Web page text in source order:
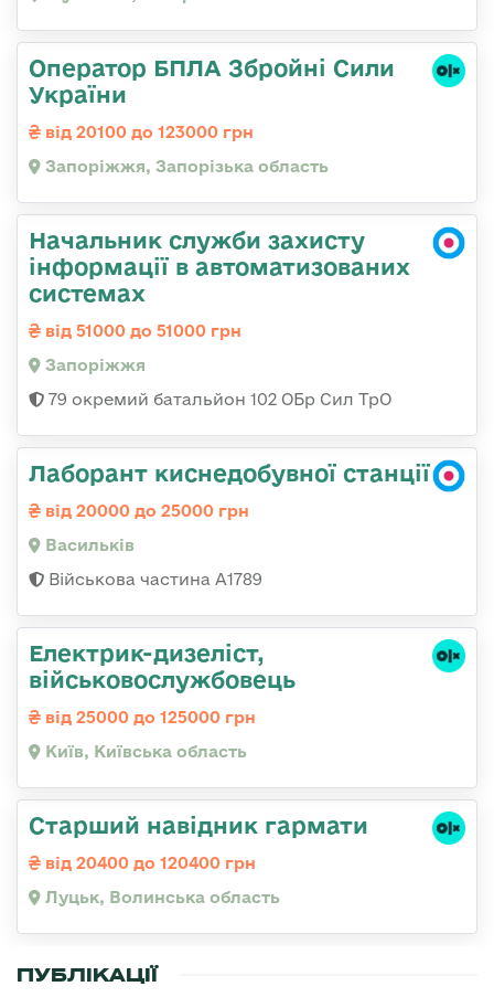
Оператор БПЛА Збройні Сили
України
від 20100 до 123000 грн
Запоріжжя, Запорізька область
Начальник служби захисту
інформації в автоматизованих
системах
від 51000 до 51000 грн
Запоріжжя
79 окремий батальйон 102 ОБр Сил ТрО
Лаборант киснедобувної станції
від 20000 до 25000 грн
Васильків
Військова частина А1789
Електрик-дизеліст,
військовослужбовець
від 25000 до 125000 грн
Київ, Київська область
Старший навідник гармати
від 20400 до 120400 грн
Луцьк, Волинська область
ПУБЛІКАЦІЇ